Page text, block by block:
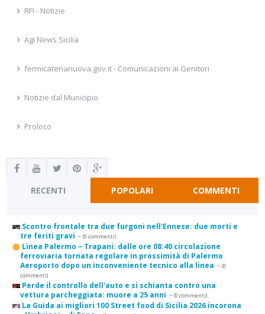
RFI - Notizie
Agi News Sicilia
fermicatenanuova.gov.it - Comunicazioni ai Genitori
Notizie dal Municipio
Proloco
RECENTI POPOLARI COMMENTI
Scontro frontale tra due furgoni nell'Ennese: due morti e
tre feriti gravi - (0 commenti)
Linea Palermo – Trapani: dalle ore 08:40 circolazione
ferroviaria tornata regolare in prossimità di Palermo
Aeroporto dopo un inconveniente tecnico alla linea - (0
commenti)
Perde il controllo dell'auto e si schianta contro una
vettura parcheggiata: muore a 25 anni - (0 commenti)
La Guida ai migliori 100 Street food di Sicilia 2026 incorona